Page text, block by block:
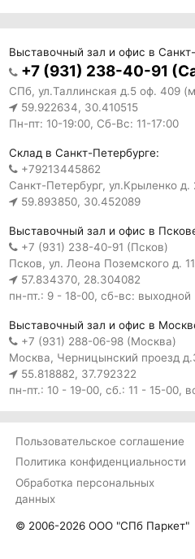
Выставочный зал и офис в
+7 (931) 238-40-91
СПб, ул.Таллинская д.5 оф. 409
59.922634, 30.410515
Пн-пт: 10-19:00, Сб-Вс: 11-17:00
Склад в Санкт-Петербурге:
+79213445862
Санкт-Петербург, ул.Крыленко д.
59.893850, 30.452089
Выставочный зал и офис в
+7 (931) 238-40-91 (Псков)
Псков, ул. Леона Поземского д.
57.834370, 28.304082
пн-пт.: 9 - 18-00, сб-вс: выходной
Выставочный зал и офис в
+7 (931) 288-06-98 (Москва)
Москва, Черницынский проезд
55.818882, 37.792322
пн-пт.: 10 - 19-00, сб.: 11 - 15-00,
Пользовательское соглашение
Политика конфиденциальности
Обработка персональных
данных
© 2006-2026 ООО "СПб Паркет"